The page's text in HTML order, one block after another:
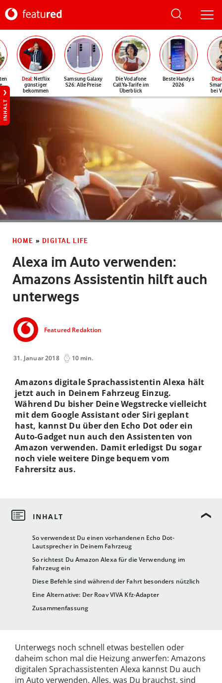
Deal: Netflix
günstiger
bekommen
Samsung Galaxy
S26: Alle Preise
Die Vodafone
CallYa-Tarife im
Überblick
Beste Handys
2026
Deal
bei
INHALT
HOME » DIGITAL LIFE
Alexa im Auto verwenden:
Amazons Assistentin hilft auch
unterwegs
Featured Redaktion
31. Januar 2018 10 min.
So verwendest Du einen vorhandenen Echo Dot-
Lautsprecher in Deinem Fahrzeug
So richtest Du Amazon Alexa für die Verwendung im
Fahrzeug ein
Diese Befehle sind während der Fahrt besonders nützlich
Eine Alternative: Der Roav VIVA Kfz-Adapter
Zusammenfassung
Amazons digitale Sprachassistentin Alexa hält
jetzt auch in Deinem Fahrzeug Einzug.
Während Du bisher Deine Wegstrecke vielleicht
mit dem Google Assistant oder Siri geplant
hast, kannst Du über den Echo Dot oder ein
Auto-Gadget nun auch den Assistenten von
Amazon verwenden. Damit erledigst Du sogar
noch viele weitere Dinge bequem vom
Fahrersitz aus.
Unterwegs noch schnell etwas bestellen oder
daheim schon mal die Heizung anwerfen: Amazons
digitalen Sprachassistenten Alexa kannst Du auch
im Auto verwenden. Alles, was Du brauchst, sind